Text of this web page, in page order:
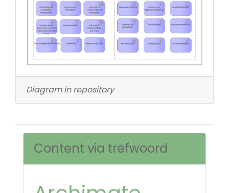
Diagram in repository
Content via trefwoord